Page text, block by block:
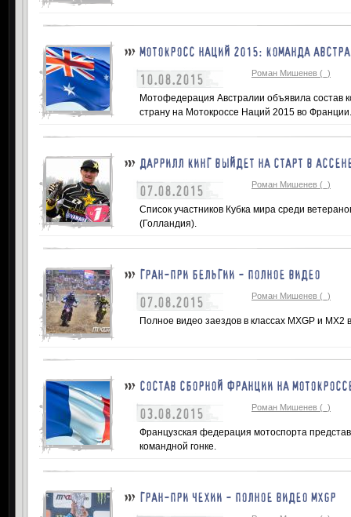
МОТОКРОСС НАЦИЙ 2015: КОМАНДА
10.08.2015 Роман Мишенев (_)
Мотофедерация Австралии объявила состав
страну на Мотокроссе Наций 2015 во Франции.
ДАРРИЛЛ КИНГ ВЫЙДЕТ НА СТАРТ В
07.08.2015 Роман Мишенев (_)
Список участников Кубка мира среди
(Голландия).
ГРАН-ПРИ БЕЛЬГИИ - ПОЛНОЕ ВИДЕО
07.08.2015 Роман Мишенев (_)
Полное видео заездов в классах MXGP и
СОСТАВ СБОРНОЙ ФРАНЦИИ НА
03.08.2015 Роман Мишенев (_)
Французская федерация мотоспорта
командной гонке.
ГРАН-ПРИ ЧЕХИИ - ПОЛНОЕ ВИДЕО MXGP